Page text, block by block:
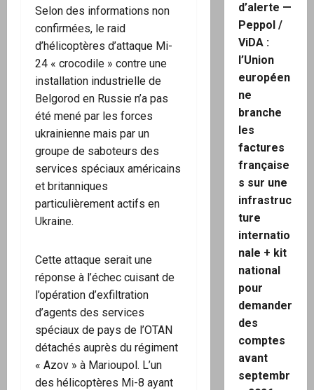
Selon des informations non
confirmées, le raid
d’hélicoptères d’attaque Mi-
24 « crocodile » contre une
installation industrielle de
Belgorod en Russie n’a pas
été mené par les forces
ukrainienne mais par un
groupe de saboteurs des
services spéciaux américains
et britanniques
particulièrement actifs en
Ukraine.
Cette attaque serait une
réponse à l’échec cuisant de
l’opération d’exfiltration
d’agents des services
spéciaux de pays de l’OTAN
détachés auprès du régiment
« Azov » à Marioupol. L’un
des hélicoptères Mi-8 ayant
d’alerte —
Peppol /
ViDA :
l’Union
européen
ne
branche
les
factures
française
s sur une
infrastruc
ture
internatio
nale + kit
national
pour
demander
des
comptes
avant
septembr